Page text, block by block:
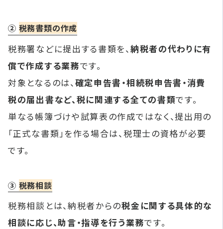
② 税務書類の作成
税務署などに提出する書類を、 納税者の代わりに有
償で作成する業務です。
対象となるのは、 確定申告書・相続税申告書・消費
税の届出書など、税に関連する全ての書類です。
単なる帳簿づけや試算表の作成ではなく、提出用の
「正式な書類」を作る場合は、税理士の資格が必要
です。
③ 税務相談
税務相談とは、納税者からの税金に関する具体的な
相談に応じ、助言・指導を行う業務です。